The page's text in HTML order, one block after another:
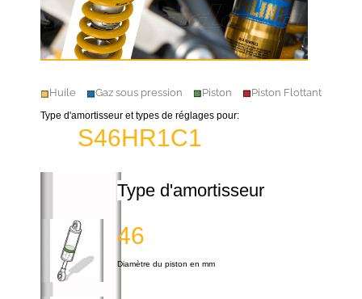
Huile Gaz sous pression Piston Piston Flottant
Type d'amortisseur et types de réglages pour:
S46HR1C1
Type d'amortisseur
46
Diamètre du piston en mm